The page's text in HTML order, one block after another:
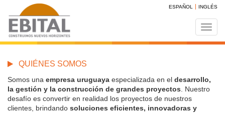
ESPAÑOL INGLÉS
QUIÉNES SOMOS
Somos una empresa uruguaya especializada en el desarrollo,
la gestión y la construcción de grandes proyectos
Nuestro
desafío es convertir en realidad los proyectos de nuestros
clientes, brindando soluciones eficientes, innovadoras y